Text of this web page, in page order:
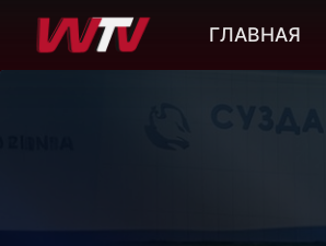
ГЛАВНАЯ